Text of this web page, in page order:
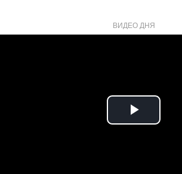
ВИДЕО ДНЯ
Play